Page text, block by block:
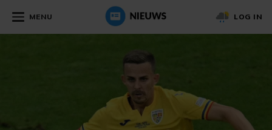
MENU LOG IN